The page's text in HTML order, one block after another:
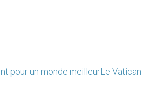
pour un monde meilleurLe